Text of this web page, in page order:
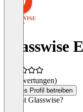
Glasswise
(0 Bewertungen)
Dieses Profil betreiben
Was ist Glasswise?